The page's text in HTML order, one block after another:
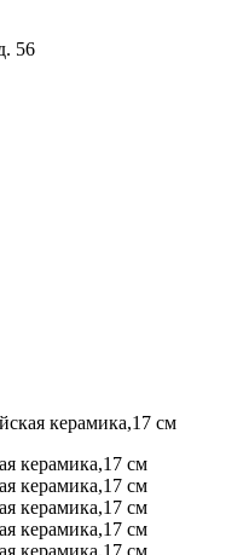
56
керамика,17 см